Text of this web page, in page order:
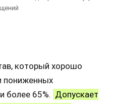
который хорошо
пониженных
более 65%. Допускает